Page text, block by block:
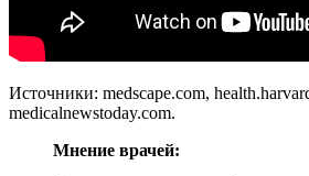
Источники: medscape.com,
medicalnewstoday.com.
Мнение врачей: